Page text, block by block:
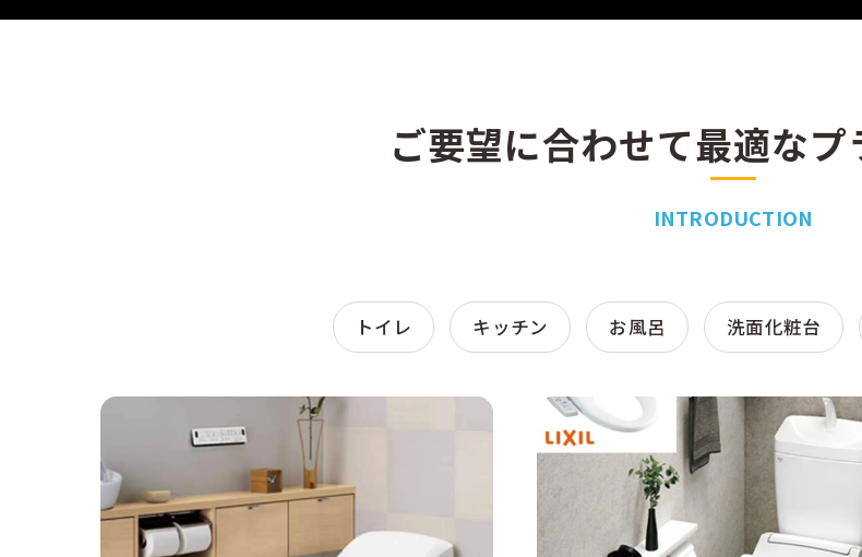
ご要望に合わせて最適な
INTRODUCTION
トイレ キッチン お風呂 洗面化粧台